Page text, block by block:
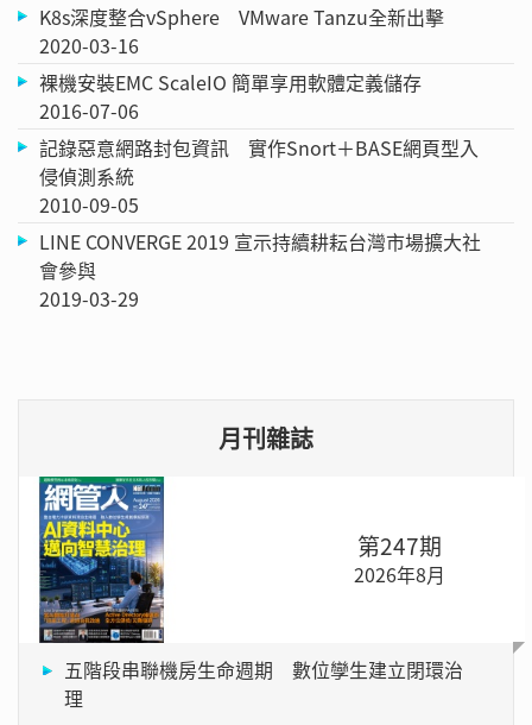
K8s深度整合vSphere VMware Tanzu全新出擊
2020-03-16
裸機安裝EMC ScaleIO 簡單享用軟體定義儲存
2016-07-06
記錄惡意網路封包資訊 實作Snort＋BASE網頁型入
侵偵測系統
2010-09-05
LINE CONVERGE 2019 宣示持續耕耘台灣市場擴大社
會參與
2019-03-29
月刊雜誌
第247期
2026年8月
五階段串聯機房生命週期 數位孿生建立閉環治
理